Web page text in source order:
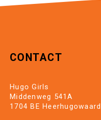
CONTACT
Hugo Girls
Middenweg 541A
1704 BE Heerhugowaard